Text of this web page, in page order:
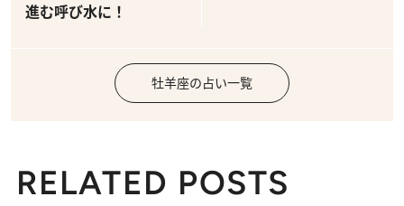
進む呼び水に！
牡羊座の占い一覧
RELATED POSTS